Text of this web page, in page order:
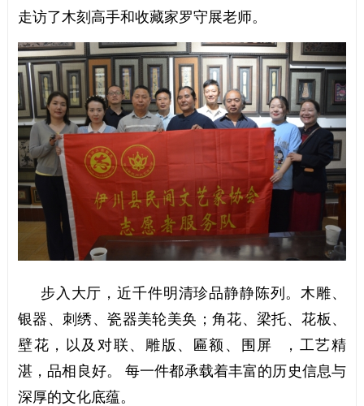
走访了木刻高手和收藏家罗守展老师。
步入大厅，近千件明清珍品静静陈列。木雕、
银器、刺绣、瓷器美轮美奂；角花、梁托、花板、
壁花，以及对联、雕版、匾额、围屏 ，工艺精
湛，品相良好。 每一件都承载着丰富的历史信息与
深厚的文化底蕴。